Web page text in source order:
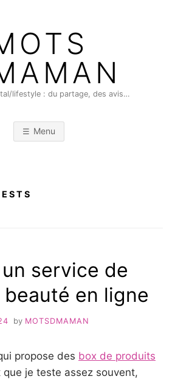
lifestyle : du partage, des avis…
Menu
un service de
en ligne
by MOTSDMAMAN
propose des box de produits
que je teste assez souvent,